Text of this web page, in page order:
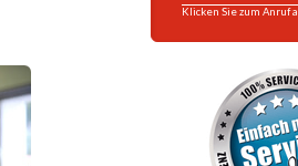
Klicken Sie zum Anruf